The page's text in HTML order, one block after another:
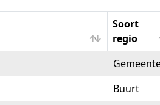
Soort
regio
Soort
regio
Buurt